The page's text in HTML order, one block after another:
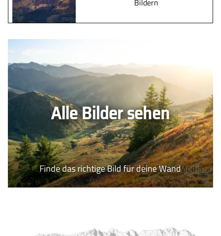
Alle Bilder sehen
Finde das richtige Bild für deine Wand